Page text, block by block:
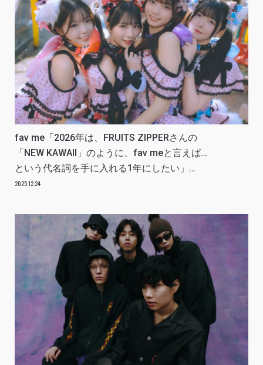
fav me「2026年は、FRUITS ZIPPERさんの
「NEW KAWAII」のように、fav meと言えば…
という代名詞を手に入れる1年にしたい」
INTERVIEW
2025.12.24